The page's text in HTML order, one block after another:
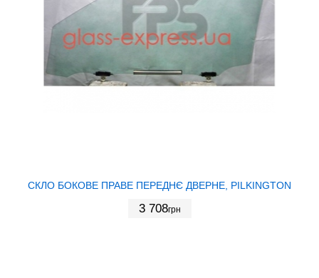
СКЛО БОКОВЕ ПРАВЕ ПЕРЕДНЄ ДВЕРНЕ, PILKINGTON
3 708грн